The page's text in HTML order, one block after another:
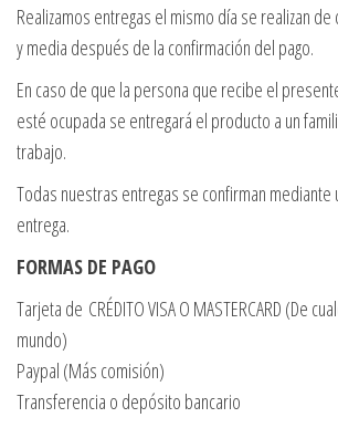
Realizamos entregas el mismo día se realizan
y media después de la confirmación del pago.
En caso de que la persona que recibe el
esté ocupada se entregará el producto a un
trabajo.
Todas nuestras entregas se confirman mediante
entrega.
FORMAS DE PAGO
Tarjeta de CRÉDITO VISA O MASTERCARD (De
mundo)
Paypal (Más comisión)
Transferencia o depósito bancario